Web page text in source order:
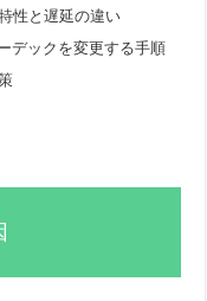
性と遅延の違い
デックを変更する手順